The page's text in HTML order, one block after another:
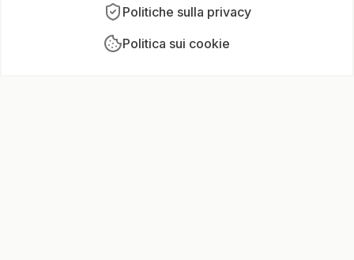
Politiche sulla privacy
Politica sui cookie